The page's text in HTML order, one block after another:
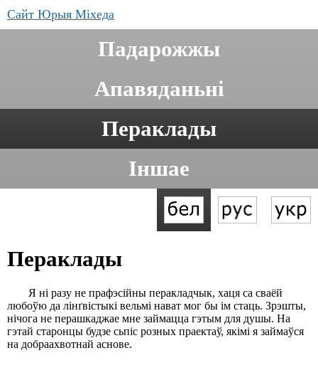
Сайт Юрыя Міхеда
Падарожжы
Апавяданьні
Пераклады
Іншае
Пераклады
Я ні разу не прафэсійны перакладчык, хаця са сваёй
любоўю да лінґвістыкі вельмі нават мог бы ім стаць. Зрэшты,
нічога не перашкаджае мне займацца гэтым для душы. На
гэтай старонцы будзе сьпіс розных праектаў, якімі я займаўся
на добраахвотнай аснове.